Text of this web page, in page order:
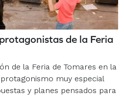
de la Feria
de la Feria de Tomares en la
muy especial
y planes pensados para